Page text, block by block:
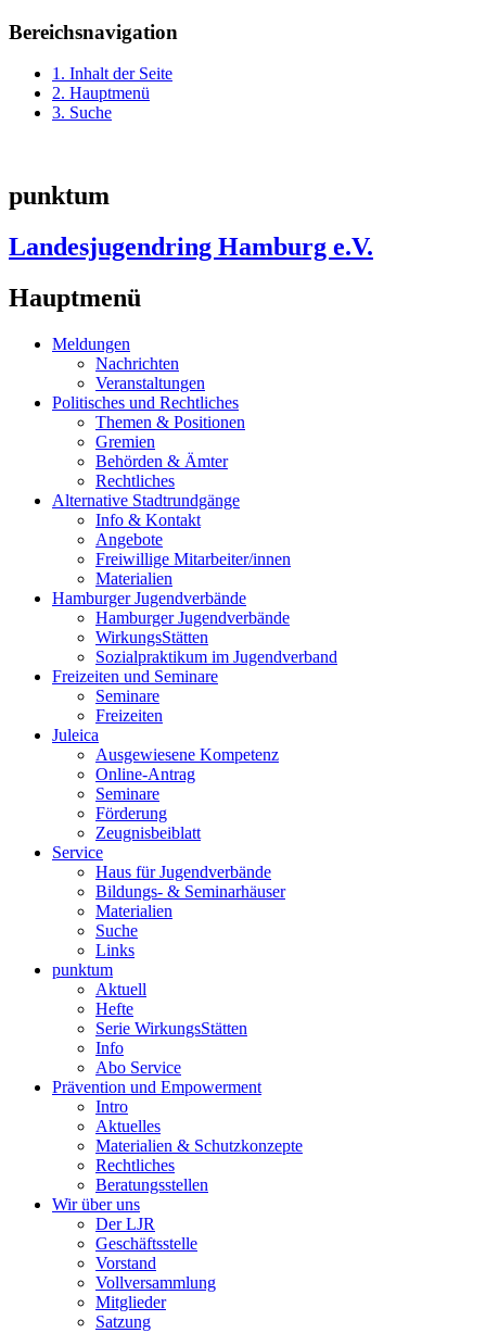
Bereichsnavigation
1. Inhalt der Seite
2. Hauptmenü
3. Suche
punktum
Landesjugendring Hamburg e.V.
Hauptmenü
Meldungen
Nachrichten
Veranstaltungen
Politisches und Rechtliches
Themen & Positionen
Gremien
Behörden & Ämter
Rechtliches
Alternative Stadtrundgänge
Info & Kontakt
Angebote
Freiwillige Mitarbeiter/innen
Materialien
Hamburger Jugendverbände
Hamburger Jugendverbände
WirkungsStätten
Sozialpraktikum im Jugendverband
Freizeiten und Seminare
Seminare
Freizeiten
Juleica
Ausgewiesene Kompetenz
Online-Antrag
Seminare
Förderung
Zeugnisbeiblatt
Service
Haus für Jugendverbände
Bildungs- & Seminarhäuser
Materialien
Suche
Links
punktum
Aktuell
Hefte
Serie WirkungsStätten
Info
Abo Service
Prävention und Empowerment
Intro
Aktuelles
Materialien & Schutzkonzepte
Rechtliches
Beratungsstellen
Wir über uns
Der LJR
Geschäftsstelle
Vorstand
Vollversammlung
Mitglieder
Satzung